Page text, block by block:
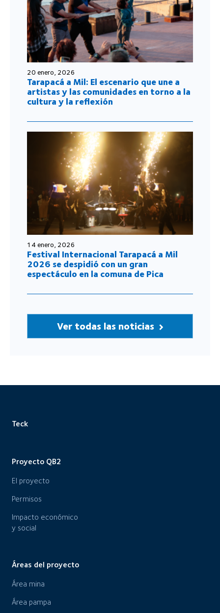
20 enero, 2026
Tarapacá a Mil: El escenario que une a
artistas y las comunidades en torno a la
cultura y la reflexión
14 enero, 2026
Festival Internacional Tarapacá a Mil
2026 se despidió con un gran
espectáculo en la comuna de Pica
Ver todas las noticias
Teck
Proyecto QB2
El proyecto
Permisos
Impacto económico
y social
Áreas del proyecto
Área mina
Área pampa